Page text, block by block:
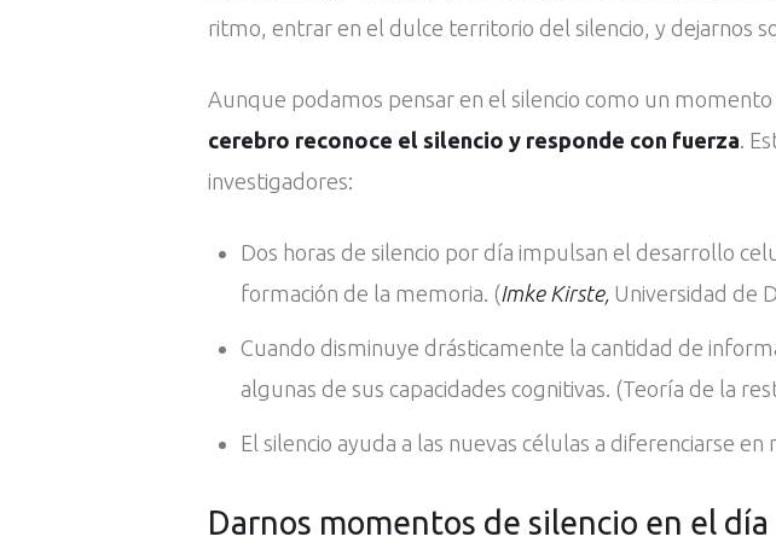
ritmo, entrar en el dulce territorio del silencio, y dejarnos
Aunque podamos pensar en el silencio como un
cerebro reconoce el silencio y responde con fuerza.
investigadores:
Dos horas de silencio por día impulsan el desarrollo
formación de la memoria. (Imke Kirste, Universidad de
Cuando disminuye drásticamente la cantidad de
algunas de sus capacidades cognitivas. (Teoría de la
El silencio ayuda a las nuevas células a diferenciarse
Darnos momentos de silencio en el día